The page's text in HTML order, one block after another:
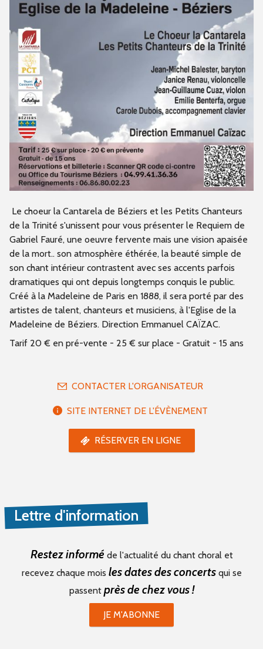
Le choeur la Cantarela de Béziers et les Petits Chanteurs
de la Trinité s'unissent pour vous présenter le Requiem de
Gabriel Fauré, une oeuvre fervente mais une vision apaisée
de la mort.. son atmosphère éthérée, la beauté simple de
son chant intérieur contrastent avec ses accents parfois
dramatiques qui ont depuis longtemps conquis le public.
Créé à la Madeleine de Paris en 1888, il sera porté par des
artistes de talent, chanteurs et musiciens, à l'Eglise de la
Madeleine de Béziers. Direction Emmanuel CAÏZAC.
Tarif 20 € en pré-vente - 25 € sur place - Gratuit - 15 ans
CONTACTER L'ORGANISATEUR
SITE INTERNET DE L'ÉVÈNEMENT
RÉSERVER EN LIGNE
Lettre d'information
Restez informé de l'actualité du chant choral et
recevez chaque mois les dates des concertsqui se
passent près de chez vous !
JE M'ABONNE